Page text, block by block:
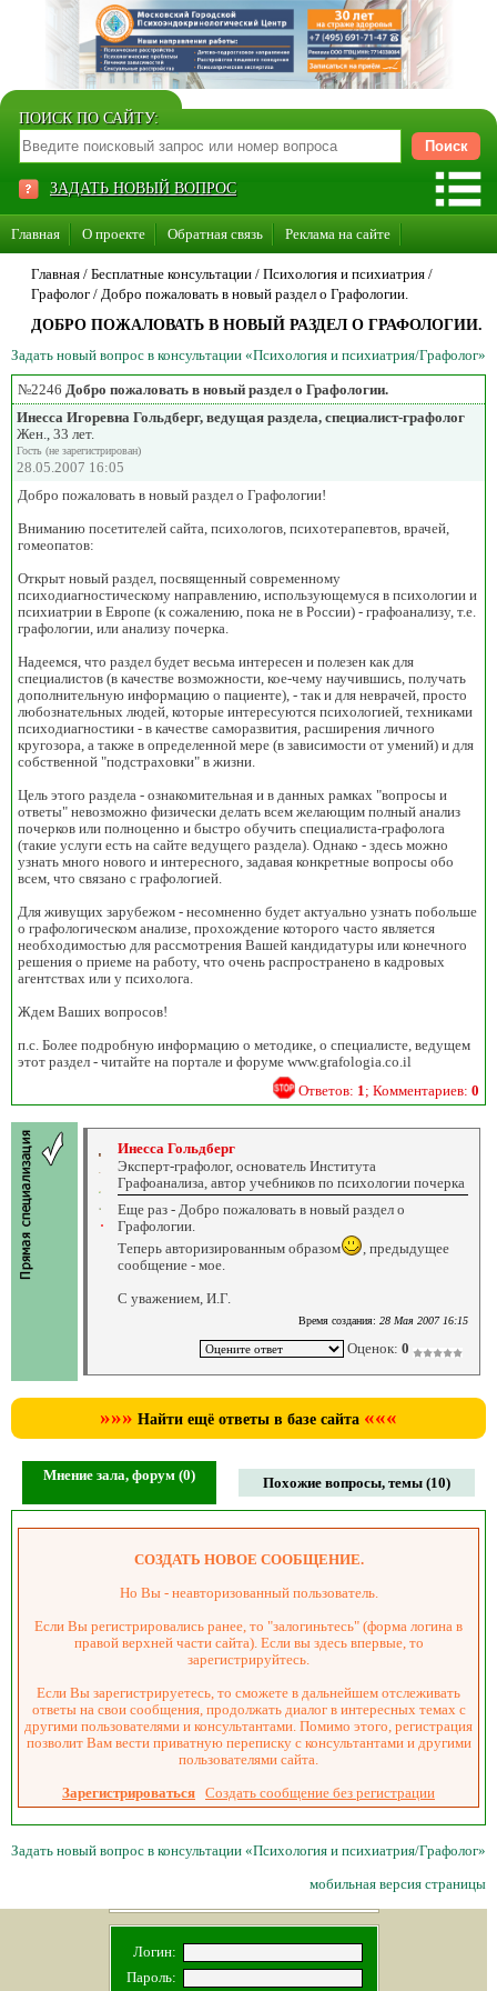
ПОИСК ПО САЙТУ:
ЗАДАТЬ НОВЫЙ ВОПРОС
Главная О проекте Обратная связь Реклама на сайте
Стать консультантом нашего сайта
Главная / Бесплатные консультации / Психология и психиатрия /
Графолог / Добро пожаловать в новый раздел о Графологии.
ДОБРО ПОЖАЛОВАТЬ В НОВЫЙ РАЗДЕЛ О ГРАФОЛОГИИ.
Задать новый вопрос в консультации «Психология и психиатрия/Графолог»
№2246 Добро пожаловать в новый раздел о Графологии.
Инесса Игоревна Гольдберг, ведущая раздела, специалист-графолог
Жен., 33 лет.
Гость (не зарегистрирован)
28.05.2007 16:05
Добро пожаловать в новый раздел о Графологии!
Вниманию посетителей сайта, психологов, психотерапевтов, врачей,
гомеопатов:
Открыт новый раздел, посвященный современному
психодиагностическому направлению, использующемуся в психологии и
психиатрии в Европе (к сожалению, пока не в России) - графоанализу, т.е.
графологии, или анализу почерка.
Надеемся, что раздел будет весьма интересен и полезен как для
специалистов (в качестве возможности, кое-чему научившись, получать
дополнительную информацию о пациенте), - так и для неврачей, просто
любознательных людей, которые интересуются психологией, техниками
психодиагностики - в качестве саморазвития, расширения личного
кругозора, а также в определенной мере (в зависимости от умений) и для
собственной "подстраховки" в жизни.
Цель этого раздела - ознакомительная и в данных рамках "вопросы и
ответы" невозможно физически делать всем желающим полный анализ
почерков или полноценно и быстро обучить специалиста-графолога
(такие услуги есть на сайте ведущего раздела). Однако - здесь можно
узнать много нового и интересного, задавая конкретные вопросы обо
всем, что связано с графологией.
Для живущих зарубежом - несомненно будет актуально узнать побольше
о графологическом анализе, прохождение которого часто является
необходимостью для рассмотрения Вашей кандидатуры или конечного
решения о приеме на работу, что очень распространено в кадровых
агентствах или у психолога.
Ждем Ваших вопросов!
п.с. Более подробную информацию о методике, о специалисте, ведущем
этот раздел - читайте на портале и форуме www.grafologia.co.il
Ответов: 1 ; Комментариев: 0
Инесса Гольдберг
Эксперт-графолог, основатель Института
Графоанализа, автор учебников по психологии почерка
Еще раз - Добро пожаловать в новый раздел о
Графологии.
Теперь авторизированным образом
, предыдущее
сообщение - мое.
С уважением, И.Г.
Время создания: 28 Мая 2007 16:15
Оценок: 0
»»» Найти ещё ответы в базе сайта «««
Мнение зала, форум (0) Похожие вопросы, темы (10)
СОЗДАТЬ НОВОЕ СООБЩЕНИЕ.
Но Вы - неавторизованный пользователь.
Если Вы регистрировались ранее, то "залогиньтесь" (форма логина в
правой верхней части сайта). Если вы здесь впервые, то
зарегистрируйтесь.
Если Вы зарегистрируетесь, то сможете в дальнейшем отслеживать
ответы на свои сообщения, продолжать диалог в интересных темах с
другими пользователями и консультантами. Помимо этого, регистрация
позволит Вам вести приватную переписку с консультантами и другими
пользователями сайта.
Зарегистрироваться Создать сообщение без регистрации
Задать новый вопрос в консультации «Психология и психиатрия/Графолог»
мобильная версия страницы
Логин:
Пароль: